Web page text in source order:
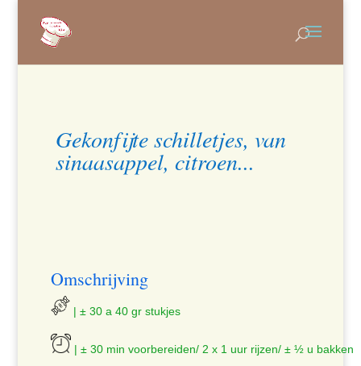
Gekonfijte schilletjes, van
sinaasappel, citroen...
Omschrijving
| ± 30 a 40 gr stukjes
| ± 30 min voorbereiden/ 2 x 1 uur rijzen/ ± ½ u bakken